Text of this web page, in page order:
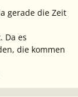
gerade die Zeit
Da es
die kommen